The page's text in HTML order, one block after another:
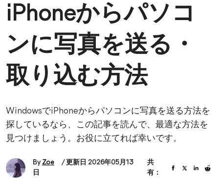
iPhoneからパソコ
ンに写真を送る・
取り込む方法
WindowsでiPhoneからパソコンに写真を送る方法を
探しているなら、この記事を読んで、最適な方法を
見つけましょう。お役に立てれば幸いです。
By Zoe
/ 更新日 2026年05月13
日
共
有：